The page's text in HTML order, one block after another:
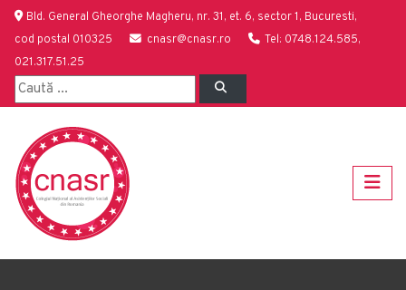
Bld. General Gheorghe Magheru, nr. 31, et. 6, sector 1, Bucuresti,
cod postal 010325
cnasr@cnasr.ro
Tel: 0748.124.585,
021.317.51.25